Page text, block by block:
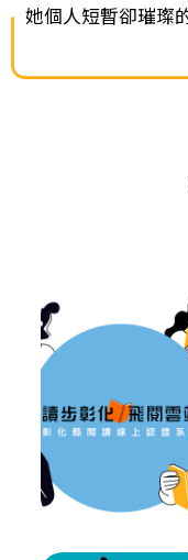
她個人短暫卻璀璨